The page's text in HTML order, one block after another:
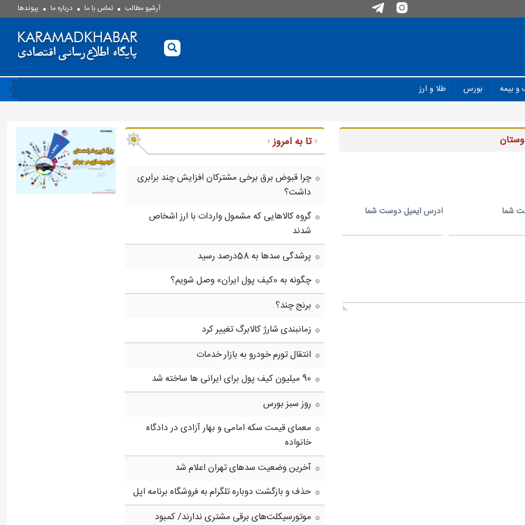
آرشیو مطالب تماس با ما درباره ما پيوندها
و بیمه بورس طلا و ارز
شما آدرس ايميل دوست شما
تا به امروز
چرا قبوض برق برخی مشترکان افزایش چند برابری
داشت؟
گروه کالاهایی که مشمول واردات با ارز اشخاص
شدند
پرشدگی سدها به 58درصد رسید
چگونه به «کیف پول ایران» وصل شویم؟
برنج چند؟
زمانبندی شارژ کالابرگ تغییر کرد
انتقال تورم خودرو به بازار خدمات
90 میلیون کیف پول برای ایرانی ها ساخته شد
روز سبز بورس
معمای قیمت سکه امامی و بهار آزادی در دادگاه
خانواده
آخرین وضعیت سدهای تهران اعلام شد
حذف و بازگشت دوباره تلگرام به فروشگاه برنامه اپل
موتورسیکلت‌های برقی مشتری ندارند/ کمبود